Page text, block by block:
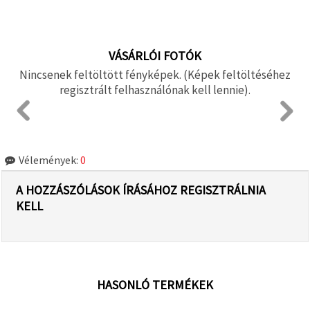
VÁSÁRLÓI FOTÓK
Nincsenek feltöltött fényképek. (Képek feltöltéséhez
regisztrált felhasználónak kell lennie).
Vélemények: 0
A HOZZÁSZÓLÁSOK ÍRÁSÁHOZ REGISZTRÁLNIA
KELL
HASONLÓ TERMÉKEK